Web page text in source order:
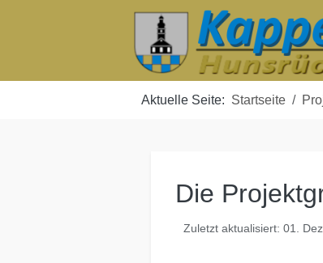
Aktuelle Seite: Startseite
Die
Zuletzt aktualisiert: 01.